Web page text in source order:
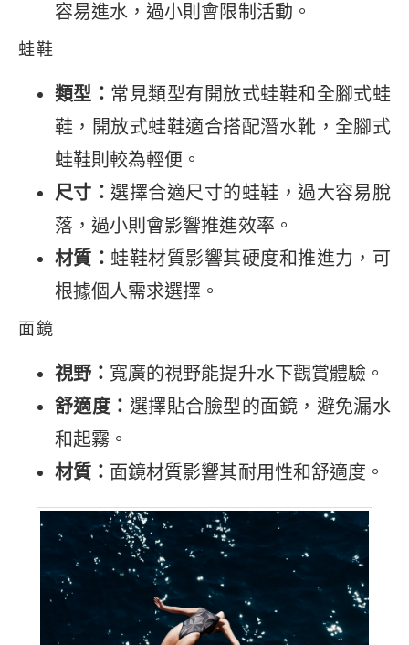
容易進水，過小則會限制活動。
蛙鞋
類型： 常見類型有開放式蛙鞋和全腳式蛙
鞋，開放式蛙鞋適合搭配潛水靴，全腳式
蛙鞋則較為輕便。
尺寸： 選擇合適尺寸的蛙鞋，過大容易脫
落，過小則會影響推進效率。
材質： 蛙鞋材質影響其硬度和推進力，可
根據個人需求選擇。
面鏡
視野： 寬廣的視野能提升水下觀賞體驗。
舒適度： 選擇貼合臉型的面鏡，避免漏水
和起霧。
材質： 面鏡材質影響其耐用性和舒適度。